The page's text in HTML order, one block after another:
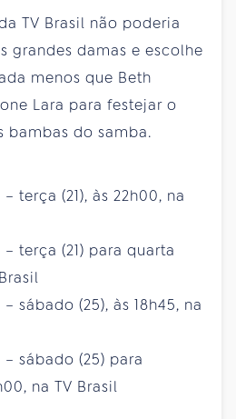
TV Brasil não poderia
grandes damas e escolhe
menos que Beth
Lara para festejar o
bambas do samba.
terça (21), às 22h00, na
terça (21) para quarta
sábado (25), às 18h45, na
sábado (25) para
na TV Brasil